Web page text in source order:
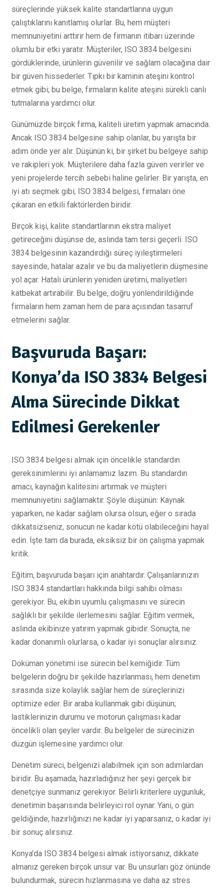
süreçlerinde yüksek kalite standartlarına uygun
çalıştıklarını kanıtlamış olurlar. Bu, hem müşteri
memnuniyetini arttırır hem de firmanın itibarı üzerinde
olumlu bir etki yaratır. Müşteriler, ISO 3834 belgesini
gördüklerinde, ürünlerin güvenilir ve sağlam olacağına dair
bir güven hissederler. Tıpkı bir kaminin ateşini kontrol
etmek gibi; bu belge, firmaların kalite ateşini sürekli canlı
tutmalarına yardımcı olur.
Günümüzde birçok firma, kaliteli üretim yapmak amacında.
Ancak ISO 3834 belgesine sahip olanlar, bu yarışta bir
adım önde yer alır. Düşünün ki, bir şirket bu belgeye sahip
ve rakipleri yok. Müşterilere daha fazla güven verirler ve
yeni projelerde tercih sebebi haline gelirler. Bir yarışta, en
iyi atı seçmek gibi; ISO 3834 belgesi, firmaları öne
çıkaran en etkili faktörlerden biridir.
Birçok kişi, kalite standartlarının ekstra maliyet
getireceğini düşünse de, aslında tam tersi geçerli. ISO
3834 belgesinin kazandırdığı süreç iyileştirmeleri
sayesinde, hatalar azalır ve bu da maliyetlerin düşmesine
yol açar. Hatalı ürünlerin yeniden üretimi, maliyetleri
katbekat artırabilir. Bu belge, doğru yönlendirildiğinde
firmaların hem zaman hem de para açısından tasarruf
etmelerini sağlar.
Başvuruda Başarı:
Konya’da ISO 3834 Belgesi
Alma Sürecinde Dikkat
Edilmesi Gerekenler
ISO 3834 belgesi almak için öncelikle standardın
gereksinimlerini iyi anlamamız lazım. Bu standardın
amacı, kaynağın kalitesini artırmak ve müşteri
memnuniyetini sağlamaktır. Şöyle düşünün: Kaynak
yaparken, ne kadar sağlam olursa olsun, eğer o sırada
dikkatsizseniz, sonucun ne kadar kötü olabileceğini hayal
edin. İşte tam da burada, eksiksiz bir ön çalışma yapmak
kritik.
Eğitim, başvuruda başarı için anahtardır. Çalışanlarınızın
ISO 3834 standartları hakkında bilgi sahibi olması
gerekiyor. Bu, ekibin uyumlu çalışmasını ve sürecin
sağlıklı bir şekilde ilerlemesini sağlar. Eğitim vermek,
aslında ekibinize yatırım yapmak gibidir. Sonuçta, ne
kadar donanımlı olurlarsa, o kadar iyi sonuçlar alırsınız.
Doküman yönetimi ise sürecin bel kemiğidir. Tüm
belgelerin doğru bir şekilde hazırlanması, hem denetim
sırasında size kolaylık sağlar hem de süreçlerinizi
optimize eder. Bir araba kullanmak gibi düşünün;
lastiklerinizin durumu ve motorun çalışması kadar
öncelikli olan şeyler vardır. Bu belgeler de sürecinizin
düzgün işlemesine yardımcı olur.
Denetim süreci, belgenizi alabilmek için son adımlardan
biridir. Bu aşamada, hazırladığınız her şeyi gerçek bir
denetçiye sunmanız gerekiyor. Belirli kriterlere uygunluk,
denetimin başarısında belirleyici rol oynar. Yani, o gün
geldiğinde, hazırlığınızı ne kadar iyi yaparsanız, o kadar iyi
bir sonuç alırsınız.
Konya’da ISO 3834 belgesi almak istiyorsanız, dikkate
almanız gereken birçok unsur var. Bu unsurları göz önünde
bulundurmak, sürecin hızlanmasına ve daha az stres